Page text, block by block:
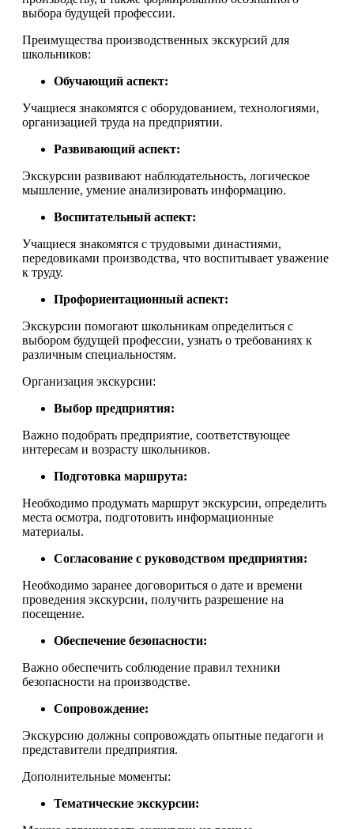
выбора будущей профессии.
Преимущества производственных экскурсий для
школьников:
Обучающий аспект:
Учащиеся знакомятся с оборудованием, технологиями,
организацией труда на предприятии.
Развивающий аспект:
Экскурсии развивают наблюдательность, логическое
мышление, умение анализировать информацию.
Воспитательный аспект:
Учащиеся знакомятся с трудовыми династиями,
передовиками производства, что воспитывает уважение
к труду.
Профориентационный аспект:
Экскурсии помогают школьникам определиться с
выбором будущей профессии, узнать о требованиях к
различным специальностям.
Организация экскурсии:
Выбор предприятия:
Важно подобрать предприятие, соответствующее
интересам и возрасту школьников.
Подготовка маршрута:
Необходимо продумать маршрут экскурсии, определить
места осмотра, подготовить информационные
материалы.
Согласование с руководством предприятия:
Необходимо заранее договориться о дате и времени
проведения экскурсии, получить разрешение на
посещение.
Обеспечение безопасности:
Важно обеспечить соблюдение правил техники
безопасности на производстве.
Сопровождение:
Экскурсию должны сопровождать опытные педагоги и
представители предприятия.
Дополнительные моменты:
Тематические экскурсии: